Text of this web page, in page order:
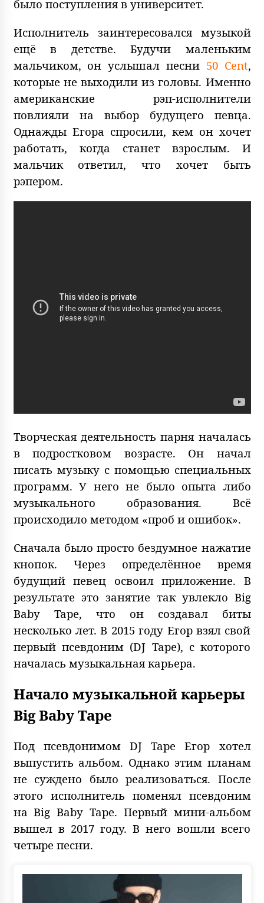
было поступления в университет.
Исполнитель заинтересовался музыкой
ещё в детстве. Будучи маленьким
мальчиком, он услышал песни 50 Cent,
которые не выходили из головы. Именно
американские рэп-исполнители
повлияли на выбор будущего певца.
Однажды Егора спросили, кем он хочет
работать, когда станет взрослым. И
мальчик ответил, что хочет быть
рэпером.
Творческая деятельность парня началась
в подростковом возрасте. Он начал
писать музыку с помощью специальных
программ. У него не было опыта либо
музыкального образования. Всё
происходило методом «проб и ошибок».
Сначала было просто бездумное нажатие
кнопок. Через определённое время
будущий певец освоил приложение. В
результате это занятие так увлекло Big
Baby Tape, что он создавал биты
несколько лет. В 2015 году Егор взял свой
первый псевдоним (DJ Tape), с которого
началась музыкальная карьера.
Начало музыкальной карьеры
Big Baby Tape
Под псевдонимом DJ Tape Егор хотел
выпустить альбом. Однако этим планам
не суждено было реализоваться. После
этого исполнитель поменял псевдоним
на Big Baby Tape. Первый мини-альбом
вышел в 2017 году. В него вошли всего
четыре песни.